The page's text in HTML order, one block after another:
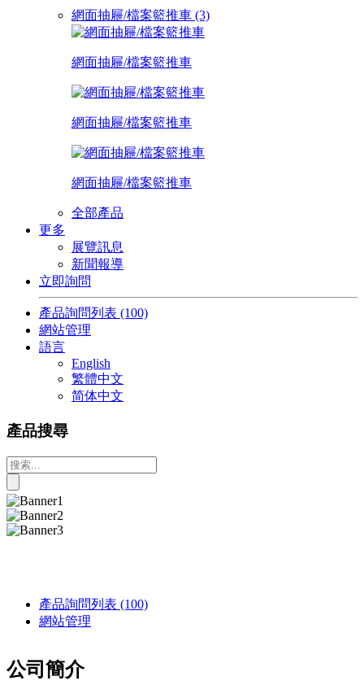
網面抽屜/檔案籃推車 (3)
網面抽屜/檔案籃推車
網面抽屜/檔案籃推車
網面抽屜/檔案籃推車
全部產品
更多
展覽訊息
新聞報導
立即詢問
產品詢問列表 (100)
網站管理
語言
English
繁體中文
简体中文
產品搜尋
產品詢問列表 (100)
網站管理
公司簡介